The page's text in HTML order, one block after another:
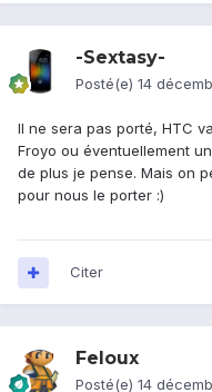
-Sextasy-
Posté(e) 14
Il ne sera pas porté, HTC
Froyo ou éventuellement
de plus je pense. Mais on
pour nous le porter :)
Citer
Feloux
Posté(e) 14